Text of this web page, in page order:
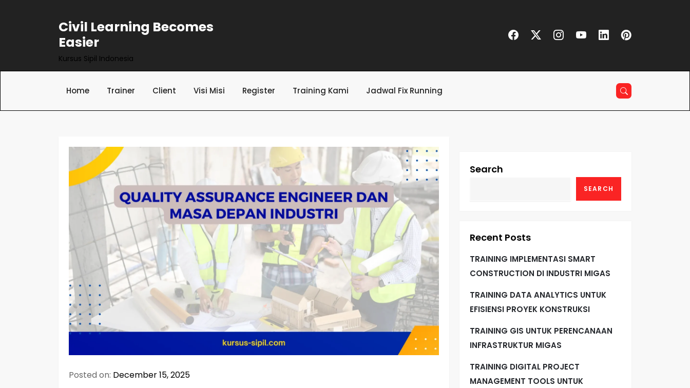
Civil Learning Becomes
Easier
Kursus Sipil Indonesia
Home Trainer Client Visi Misi Register Training Kami Jadwal Fix Running
Posted on: December 15, 2025
Search
SEARCH
Recent Posts
TRAINING IMPLEMENTASI SMART
CONSTRUCTION DI INDUSTRI MIGAS
TRAINING DATA ANALYTICS UNTUK
EFISIENSI PROYEK KONSTRUKSI
TRAINING GIS UNTUK PERENCANAAN
INFRASTRUKTUR MIGAS
TRAINING DIGITAL PROJECT
MANAGEMENT TOOLS UNTUK